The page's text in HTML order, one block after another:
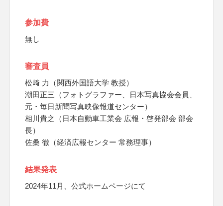
参加費
無し
審査員
松﨑 力（関西外国語大学 教授）
潮田正三（フォトグラファー、日本写真協会会員、
元・毎日新聞写真映像報道センター）
相川貴之（日本自動車工業会 広報・啓発部会 部会
長）
佐桑 徹（経済広報センター 常務理事）
結果発表
2024年11月、公式ホームページにて